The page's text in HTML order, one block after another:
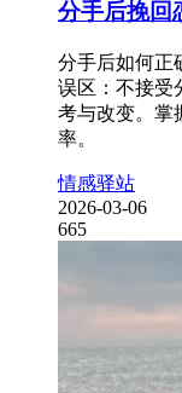
分手后挽回
分手后如何正
误区：不接受
考与改变。掌
率。
情感驿站
2026-03-06
665